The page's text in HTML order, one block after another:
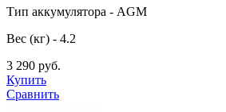
Тип аккумулятора - AGM
Вес (кг) - 4.2
3 290 руб.
Купить
Сравнить